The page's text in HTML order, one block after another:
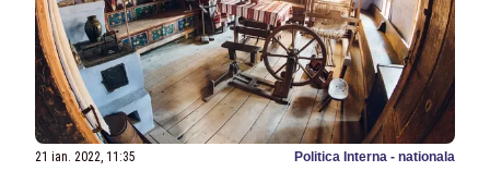
21 ian. 2022, 11:35 Politica Interna - nationala